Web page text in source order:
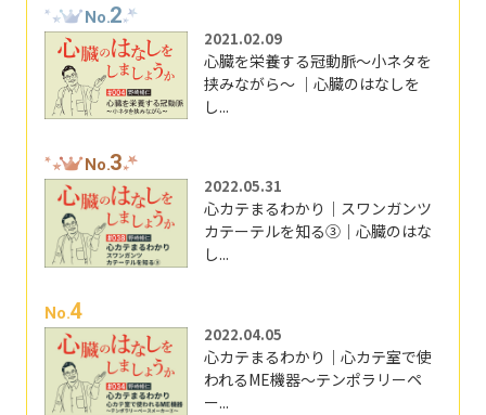
No.2
2021.02.09
心臓を栄養する冠動脈～小ネタを
挟みながら～ ｜心臓のはなしを
し...
No.3
2022.05.31
心カテまるわかり｜スワンガンツ
カテーテルを知る③｜心臓のはな
し...
No.4
2022.04.05
心カテまるわかり｜心カテ室で使
われるME機器～テンポラリーペ
ー...